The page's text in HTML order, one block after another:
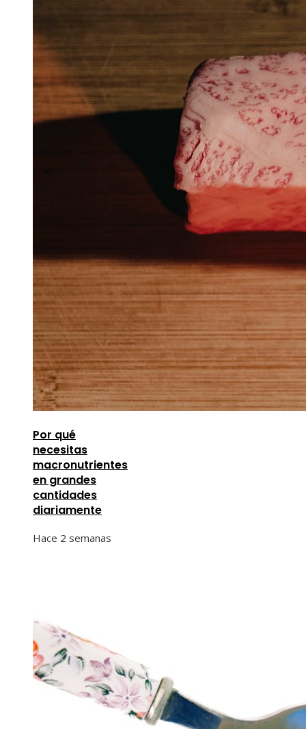
Por qué
necesitas
macronutrientes
en grandes
cantidades
diariamente
Hace 2 semanas